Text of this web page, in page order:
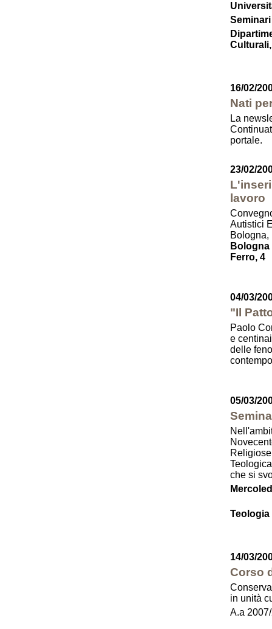
16/02/
Nati
La
portale.
23/02/
lavoro
Autistici
Bologna,
Ferro, 4
04/03/
"Il
Paolo
e
delle
05/03/
che si
Teologia
14/03/
Corso
in unità
A.a